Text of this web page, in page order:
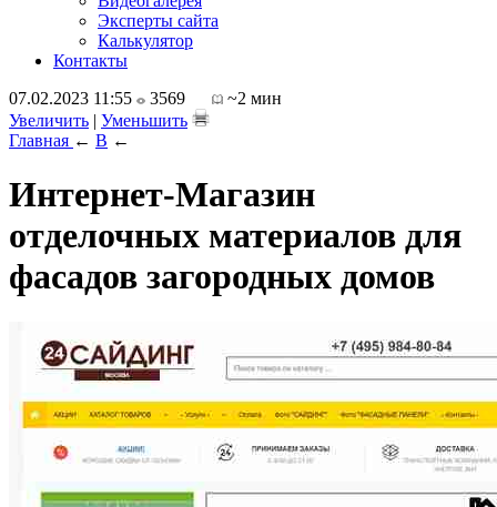
Эксперты сайта
Калькулятор
Контакты
07.02.2023 11:55
3569
~2 мин
Увеличить | Уменьшить
Главная ← В ←
Интернет-Магазин
отделочных материалов для
фасадов загородных домов